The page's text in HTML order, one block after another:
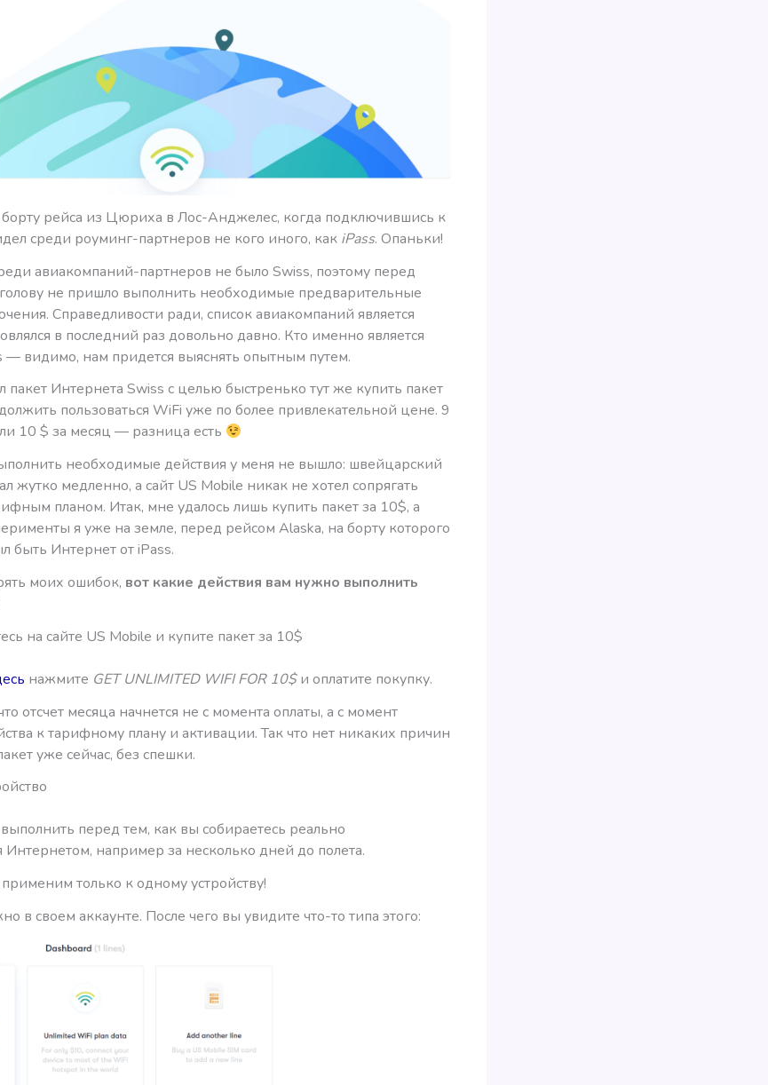
борту рейса из Цюриха в Лос-Анджелес, когда подключившись к
среди роуминг-партнеров не кого иного, как iPass. Опаньки!
авиакомпаний-партнеров не было Swiss, поэтому перед
не пришло выполнить необходимые предварительные
Справедливости ради, список авиакомпаний является
в последний раз довольно давно. Кто именно является
— видимо, нам придется выяснять опытным путем.
пакет Интернета Swiss с целью быстренько тут же купить пакет
пользоваться WiFi уже по более привлекательной цене. 9
10 $ за месяц — разница есть
необходимые действия у меня не вышло: швейцарский
жутко медленно, а сайт US Mobile никак не хотел сопрягать
планом. Итак, мне удалось лишь купить пакет за 10$, а
я уже на земле, перед рейсом Alaska, на борту которого
быть Интернет от iPass.
моих ошибок, вот какие действия вам нужно выполнить
на сайте US Mobile и купите пакет за 10$
нажмите GET UNLIMITED WIFI FOR 10$и оплатите покупку.
отсчет месяца начнется не с момента оплаты, а с момент
к тарифному плану и активации. Так что нет никаких причин
уже сейчас, без спешки.
перед тем, как вы собираетесь реально
Интернетом, например за несколько дней до полета.
только к одному устройству!
в своем аккаунте. После чего вы увидите что-то типа этого: